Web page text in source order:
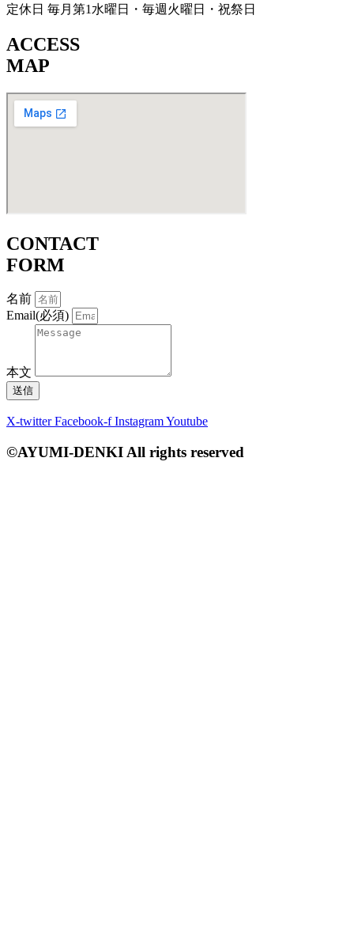
定休日 毎月第1水曜日・毎週火曜日・祝祭日
ACCESS
MAP
CONTACT
FORM
名前
Email(必須)
本文
送信
X-twitter Facebook-f InstagramYoutube
©AYUMI-DENKI All rights reserved